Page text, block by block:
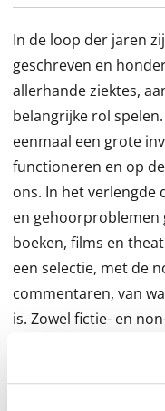
In de loop der jaren
geschreven en
allerhande ziektes,
belangrijke rol
eenmaal een grote
functioneren en op
ons. In het verlengde
en gehoorproblemen
boeken, films en
een selectie, met de
commentaren, van
is. Zowel fictie- en
jeugdboeken, als
daarbij aan de orde.